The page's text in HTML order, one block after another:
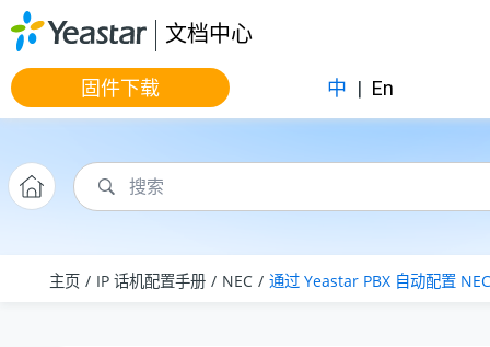
跳转到主要内容
文档中心
固件下载 中 | En
主页 IP 话机配置手册 NEC 通过 Yeastar PBX 自动配置